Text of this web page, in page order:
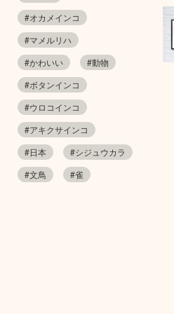
#オカメインコ
#マメルリハ
#かわいい
#動物
#ボタンインコ
#ウロコインコ
#アキクサインコ
#日本
#シジュウカラ
#文鳥
#雀